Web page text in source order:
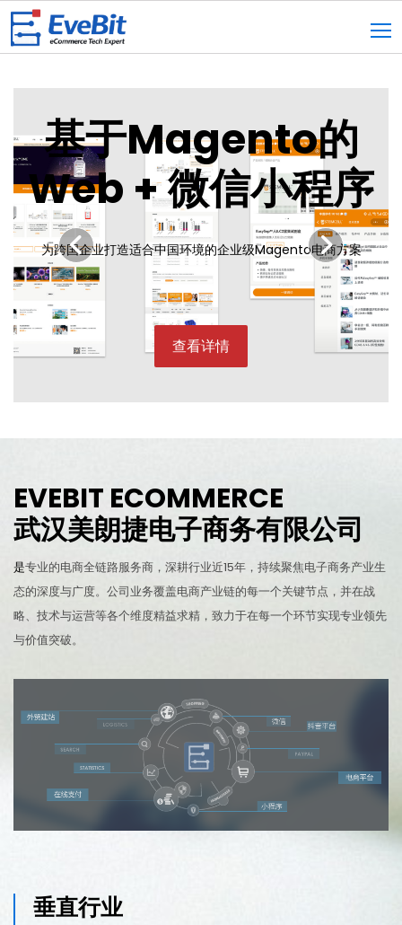
首页
基于Magento的
Web + 微信小程序
为跨国企业打造适合中国环境的企业级Magento电商方案
查看详情
EVEBIT ECOMMERCE
武汉美朗捷电子商务有限公司
是专业的电商全链路服务商，深耕行业近15年，持续聚焦电子商务产业生
态的深度与广度。公司业务覆盖电商产业链的每一个关键节点，并在战
略、技术与运营等各个维度精益求精，致力于在每一个环节实现专业领先
与价值突破。
垂直行业